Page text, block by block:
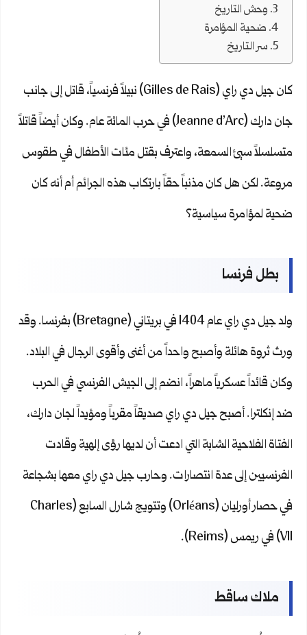
وحش التاريخ
ضحية المؤامرة
سر التاريخ
كان جيل دي راي (Gilles de Rais) نبيلاً فرنسياً، قاتل إلى جانب
جان دارك (Jeanne d’Arc) في حرب المائة عام. وكان أيضاً قاتلاً
متسلسلاً سيئ السمعة، واعترف بقتل مئات الأطفال في طقوس
مروعة. لكن هل كان مذنباً حقاً بارتكاب هذه الجرائم أم أنه كان
ضحية لمؤامرة سياسية؟
بطل فرنسا
ولد جيل دي راي عام 1404 في بريتاني (Bretagne) بفرنسا. وقد
ورث ثروة هائلة وأصبح واحداً من أغنى وأقوى الرجال في البلاد.
وكان قائداً عسكرياً ماهراً، انضم إلى الجيش الفرنسي في الحرب
ضد إنكلترا. أصبح جيل دي راي صديقاً مقرباً ومؤيداً لجان دارك،
الفتاة الفلاحية الشابة التي ادعت أن لديها رؤى إلهية وقادت
الفرنسيين إلى عدة انتصارات. وحارب جيل دي راي معها بشجاعة
في حصار أورليان (Orléans) وتتويج شارل السابع (Charles
VII) في ريمس (Reims).
ملاك ساقط